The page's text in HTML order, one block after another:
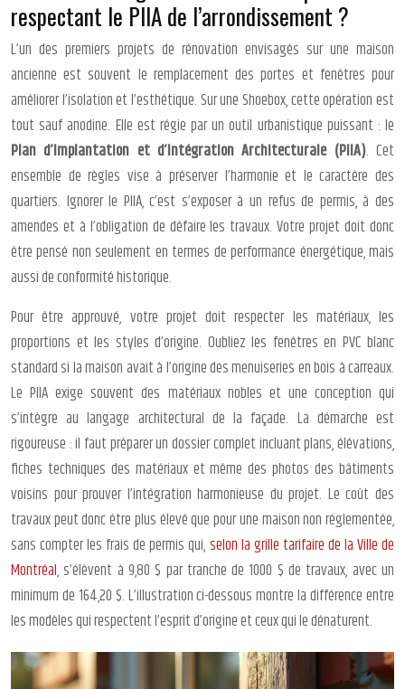
respectant le PIIA de l’arrondissement ?
L’un des premiers projets de rénovation envisagés sur une maison
ancienne est souvent le remplacement des portes et fenêtres pour
améliorer l’isolation et l’esthétique. Sur une Shoebox, cette opération est
tout sauf anodine. Elle est régie par un outil urbanistique puissant : le
Plan d’Implantation et d’Intégration Architecturale (PIIA). Cet
ensemble de règles vise à préserver l’harmonie et le caractère des
quartiers. Ignorer le PIIA, c’est s’exposer à un refus de permis, à des
amendes et à l’obligation de défaire les travaux. Votre projet doit donc
être pensé non seulement en termes de performance énergétique, mais
aussi de conformité historique.
Pour être approuvé, votre projet doit respecter les matériaux, les
proportions et les styles d’origine. Oubliez les fenêtres en PVC blanc
standard si la maison avait à l’origine des menuiseries en bois à carreaux.
Le PIIA exige souvent des matériaux nobles et une conception qui
s’intègre au langage architectural de la façade. La démarche est
rigoureuse : il faut préparer un dossier complet incluant plans, élévations,
fiches techniques des matériaux et même des photos des bâtiments
voisins pour prouver l’intégration harmonieuse du projet. Le coût des
travaux peut donc être plus élevé que pour une maison non réglementée,
sans compter les frais de permis qui,selon la grille tarifaire de la Ville de
Montréal, s’élèvent à 9,80 $ par tranche de 1000 $ de travaux, avec un
minimum de 164,20 $. L’illustration ci-dessous montre la différence entre
les modèles qui respectent l’esprit d’origine et ceux qui le dénaturent.